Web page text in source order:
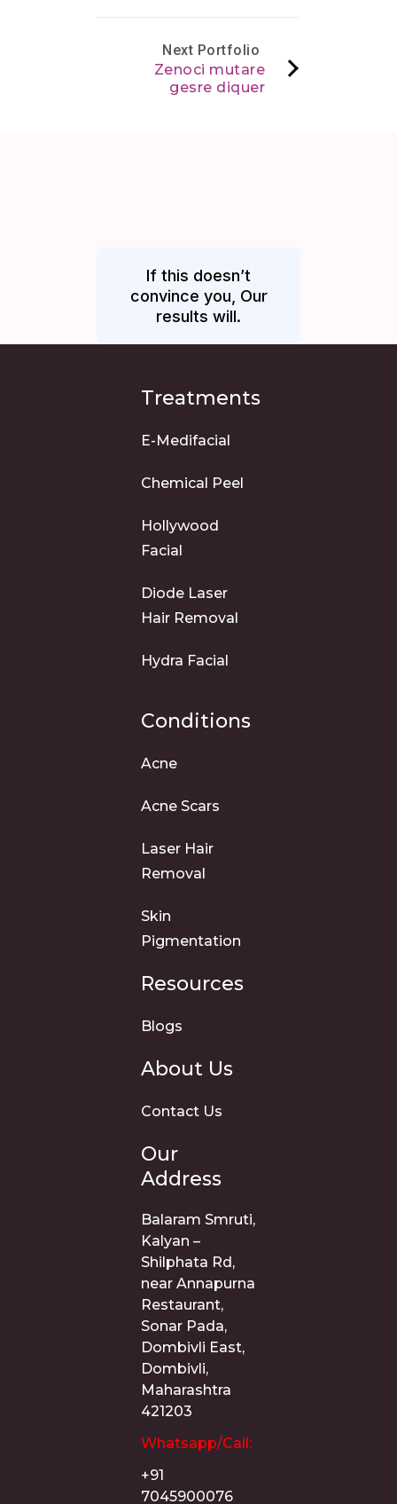
Next Portfolio
Zenoci mutare
gesre diquer
If this doesn’t
convince you, Our
results will.
Treatments
E-Medifacial
Chemical Peel
Hollywood
Facial
Diode Laser
Hair Removal
Hydra Facial
Conditions
Acne
Acne Scars
Laser Hair
Removal
Skin
Pigmentation
Resources
Blogs
About Us
Contact Us
Our
Address
Balaram Smruti,
Kalyan –
Shilphata Rd,
near Annapurna
Restaurant,
Sonar Pada,
Dombivli East,
Dombivli,
Maharashtra
421203
Whatsapp/Call:
+91
7045900076